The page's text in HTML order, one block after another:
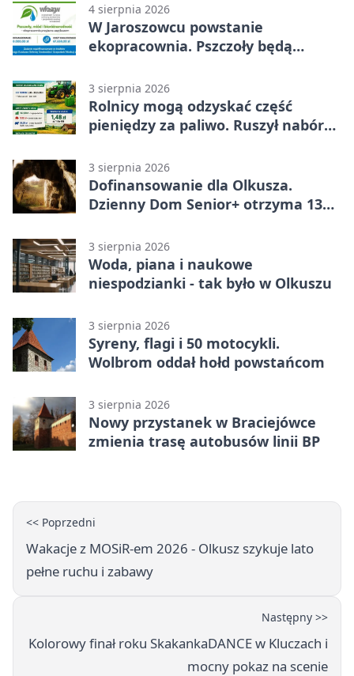
4 sierpnia 2026
W Jaroszowcu powstanie
ekopracownia. Pszczoły będą
3 sierpnia 2026
Rolnicy mogą odzyskać część
pieniędzy za paliwo. Ruszył nabór
3 sierpnia 2026
Dofinansowanie dla Olkusza.
Dzienny Dom Senior+ otrzyma 134
3 sierpnia 2026
Woda, piana i naukowe
niespodzianki - tak było w Olkuszu
3 sierpnia 2026
Syreny, flagi i 50 motocykli.
Wolbrom oddał hołd powstańcom
3 sierpnia 2026
Nowy przystanek w Braciejówce
zmienia trasę autobusów linii BP
<< Poprzedni
Wakacje z MOSiR-em 2026 - Olkusz szykuje lato
pełne ruchu i zabawy
Następny >>
Kolorowy finał roku SkakankaDANCE w Kluczach i
mocny pokaz na scenie